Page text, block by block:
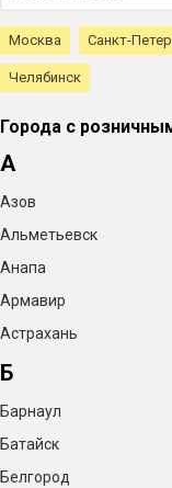
Москва Санкт-
Челябинск
Города с
А
Азов
Альметьевск
Анапа
Армавир
Астрахань
Б
Барнаул
Батайск
Белгород